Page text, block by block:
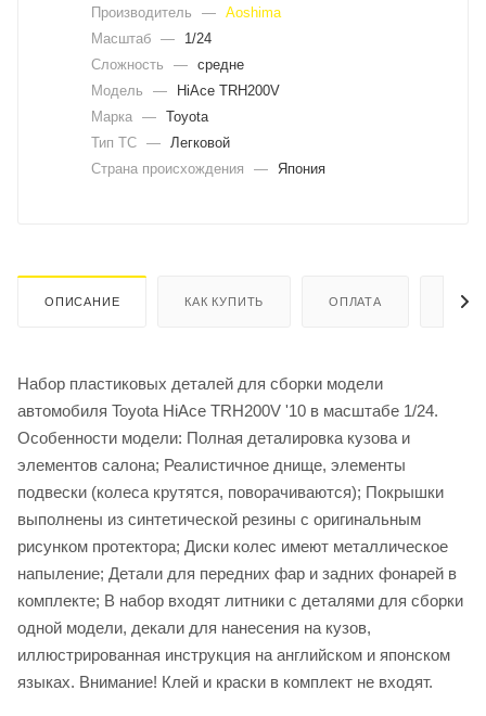
Производитель
— Aoshima
Масштаб —
1/24
Сложность
— средне
Модель
—
HiAce TRH200V
Марка — Toyota
Тип ТС —
Легковой
Страна происхождения
— Япония
ОПИСАНИЕ КАК КУПИТЬ ОПЛАТА
Набор пластиковых деталей для сборки модели
автомобиля Toyota HiAce TRH200V '10 в масштабе 1/24.
Особенности модели: Полная деталировка кузова и
элементов салона; Реалистичное днище, элементы
подвески (колеса крутятся, поворачиваются); Покрышки
выполнены из синтетической резины с оригинальным
рисунком протектора; Диски колес имеют металлическое
напыление; Детали для передних фар и задних фонарей в
комплекте; В набор входят литники с деталями для сборки
одной модели, декали для нанесения на кузов,
иллюстрированная инструкция на английском и японском
языках. Внимание! Клей и краски в комплект не входят.